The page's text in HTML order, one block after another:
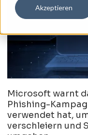
Akzeptieren
Microsoft warnt
Phishing-
verwendet hat,
verschleiern und